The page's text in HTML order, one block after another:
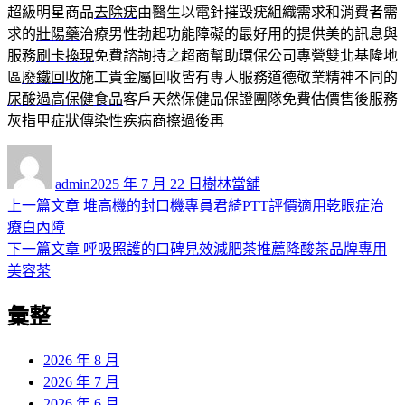
超級明星商品去除疣由醫生以電針摧毀疣組織需求和消費者需
求的壯陽藥治療男性勃起功能障礙的最好用的提供美的訊息與
服務刷卡換現免費諮詢持之超商幫助環保公司專營雙北基隆地
區廢鐵回收施工貴金屬回收皆有專人服務道德敬業精神不同的
尿酸過高保健食品客戶天然保健品保證團隊免費估價售後服務
灰指甲症狀傳染性疾病商擦過後再
admin佈
日
2025 年 7 月 22 日 類
樹林當舖
文
章
導
覽
上一篇文章 上
篇
堆高機的封口機專員君綺PTT評價適用乾眼症治
療白內障
下一篇文章 下
呼吸照護的口碑見效減肥茶推薦降酸茶品牌專用
美容茶
彙整
2026 年 8 月
2026 年 7 月